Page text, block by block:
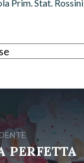
Prim. Stat. Rossini
PERFETTA